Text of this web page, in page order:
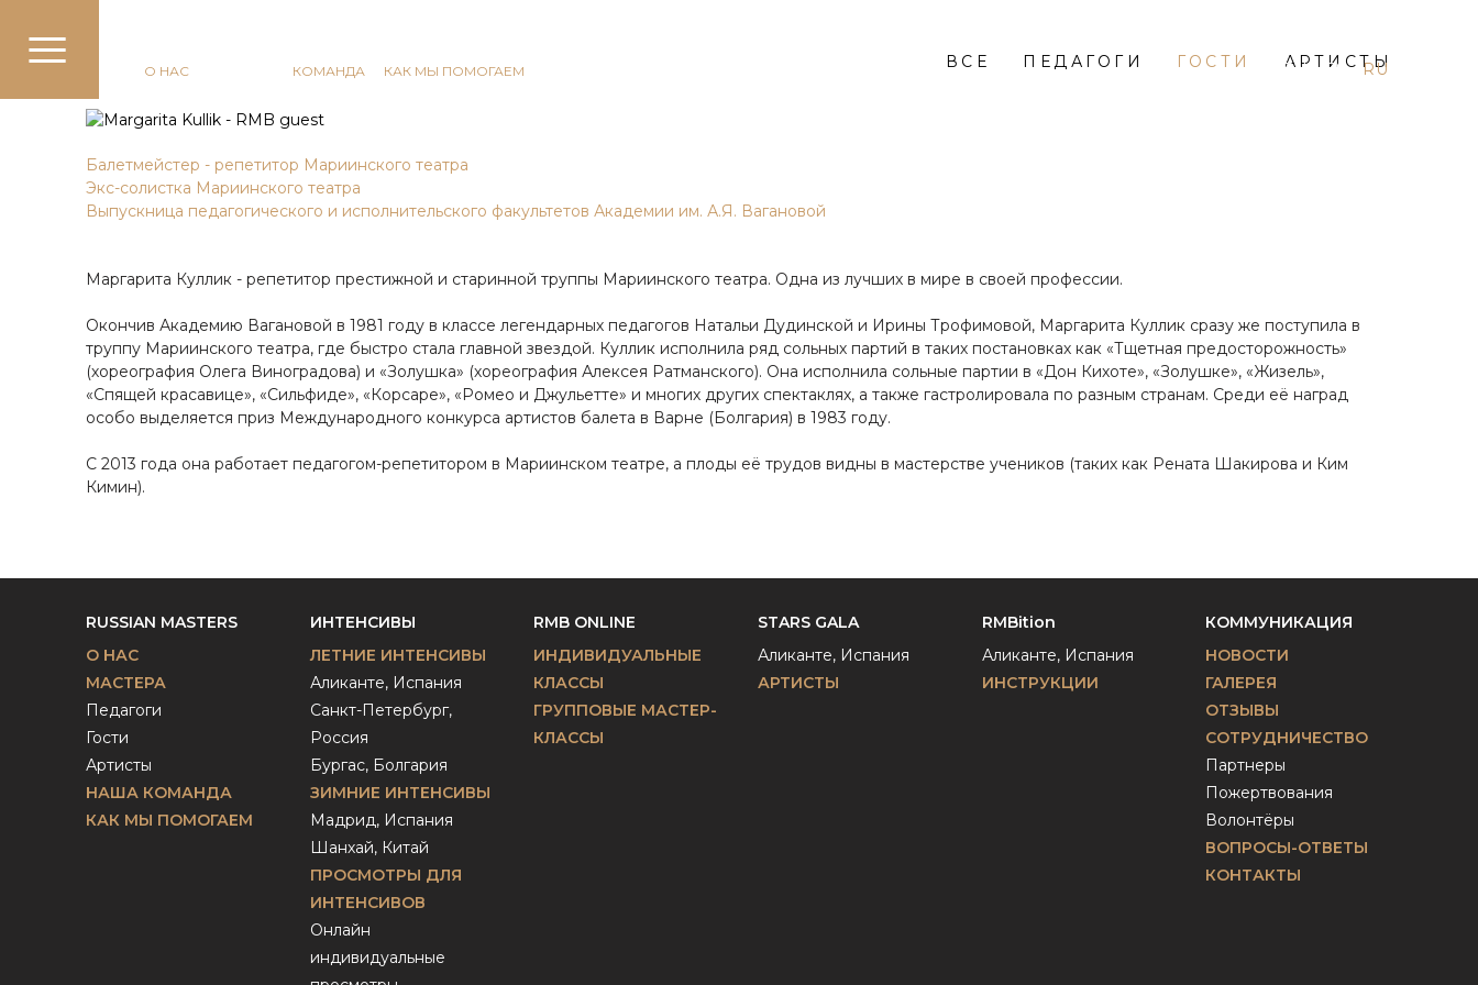
О НАС КОМАНДА КАК МЫ ПОМОГАЕМ EN ES RU
ВСЕ ПЕДАГОГИ ГОСТИ АРТИСТЫ
Балетмейстер - репетитор Мариинского театра
Экс-солистка Мариинского театра
Выпускница педагогического и исполнительского факультетов Академии им. А.Я. Вагановой
Маргарита Куллик - репетитор престижной и старинной труппы Мариинского театра. Одна из лучших в мире в своей профессии.
Окончив Академию Вагановой в 1981 году в классе легендарных педагогов Натальи Дудинской и Ирины Трофимовой, Маргарита Куллик сразу же поступила в
труппу Мариинского театра, где быстро стала главной звездой. Куллик исполнила ряд сольных партий в таких постановках как «Тщетная предосторожность»
(хореография Олега Виноградова) и «Золушка» (хореография Алексея Ратманского). Она исполнила сольные партии в «Дон Кихоте», «Золушке», «Жизель»,
«Спящей красавице», «Сильфиде», «Корсаре», «Ромео и Джульетте» и многих других спектаклях, а также гастролировала по разным странам. Среди её наград
особо выделяется приз Международного конкурса артистов балета в Варне (Болгария) в 1983 году.
С 2013 года она работает педагогом-репетитором в Мариинском театре, а плоды её трудов видны в мастерстве учеников (таких как Рената Шакирова и Ким
Кимин).
RUSSIAN MASTERS
О НАС
МАСТЕРА
Педагоги
Гости
Артисты
НАША КОМАНДА
КАК МЫ ПОМОГАЕМ
ИНТЕНСИВЫ
ЛЕТНИЕ ИНТЕНСИВЫ
Аликанте, Испания
Санкт-Петербург,
Россия
Бургас, Болгария
ЗИМНИЕ ИНТЕНСИВЫ
Мадрид, Испания
Шанхай, Китай
ПРОСМОТРЫ ДЛЯ
ИНТЕНСИВОВ
Онлайн
индивидуальные
RMB ONLINE
ИНДИВИДУАЛЬНЫЕ
КЛАССЫ
ГРУППОВЫЕ МАСТЕР-
КЛАССЫ
STARS GALA
Аликанте, Испания
АРТИСТЫ
RMBition
Аликанте, Испания
ИНСТРУКЦИИ
КОММУНИКАЦИЯ
НОВОСТИ
ГАЛЕРЕЯ
ОТЗЫВЫ
СОТРУДНИЧЕСТВО
Партнеры
Пожертвования
Волонтёры
ВОПРОСЫ-ОТВЕТЫ
КОНТАКТЫ